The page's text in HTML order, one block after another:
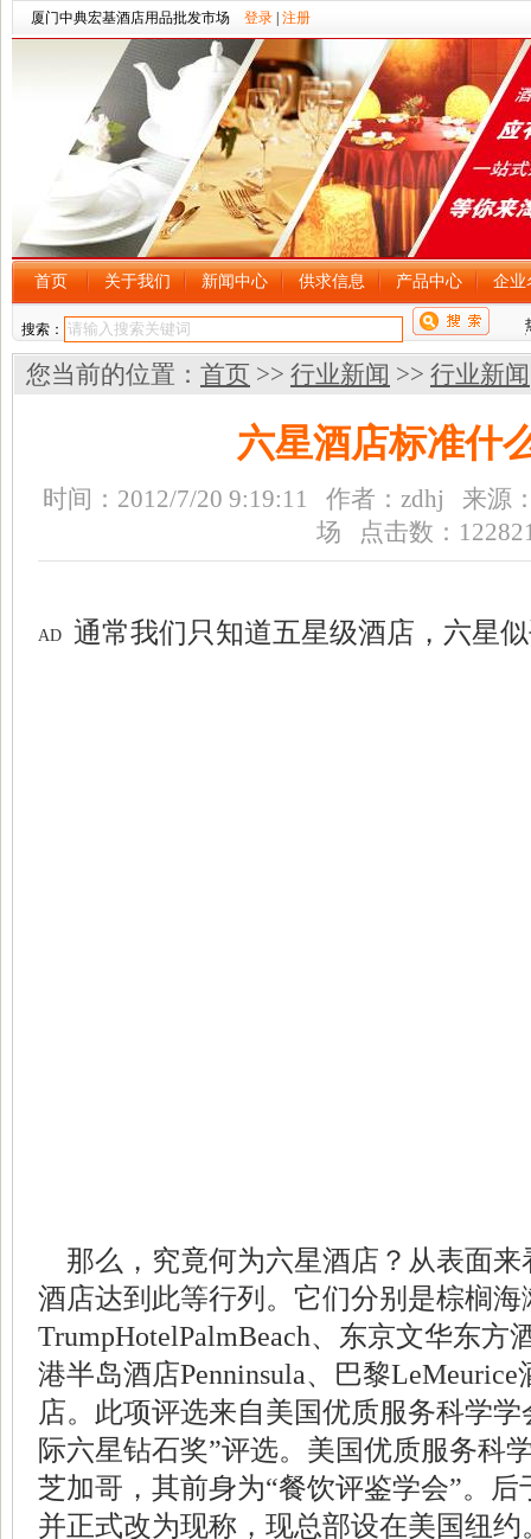
厦门中典宏基酒店用品批发市场 登录 注册
首页 关于我们 新闻中心 供求信息 产品中心 企业
搜索：
您当前的位置： 首页 >> 行业新闻 >> 行业新闻
六星酒店标准什
时间：2012/7/20 9:19:11 作者：zdhj 来源
场 点击数：
AD 通常我们只知道五星级酒店，六星
那么，究竟何为六星酒店？从表面来
酒店达到此等行列。它们分别是棕榈海
TrumpHotelPalmBeach、东京文华东方
港半岛酒店Penninsula、巴黎LeMeurice
店。此项评选来自美国优质服务科学
际六星钻石奖”评选。美国优质服务科
芝加哥，其前身为“餐饮评鉴学会”。后
并正式改为现称，现总部设在美国纽约